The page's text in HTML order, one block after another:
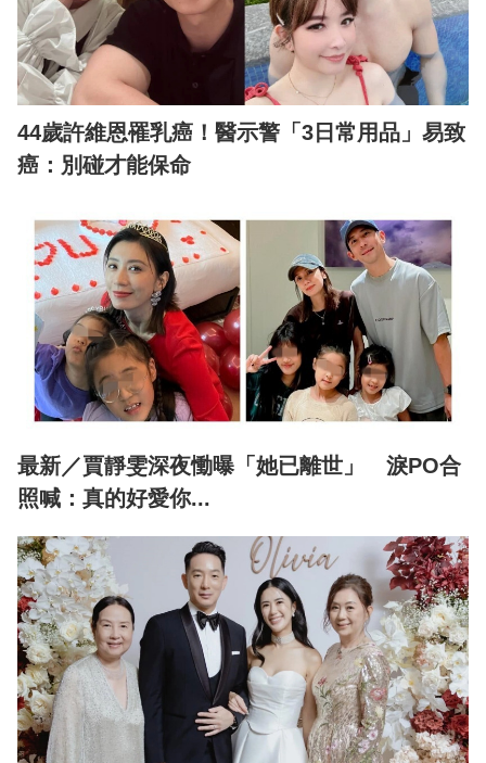
44歲許維恩罹乳癌！醫示警「3日常用品」易致
癌：別碰才能保命
最新／賈靜雯深夜慟曝「她已離世」 淚PO合
照喊：真的好愛你...